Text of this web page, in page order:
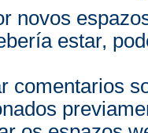
novos
estar,
comentarios